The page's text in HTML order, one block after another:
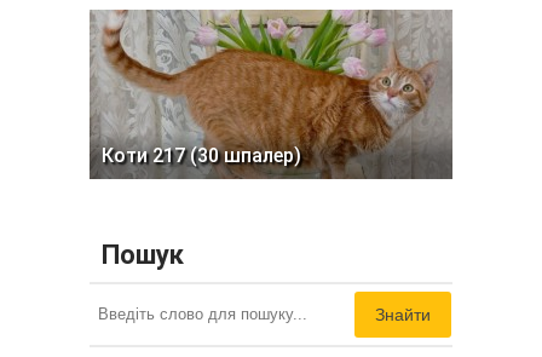
Коти 217 (30 шпалер)
Пошук
Знайти